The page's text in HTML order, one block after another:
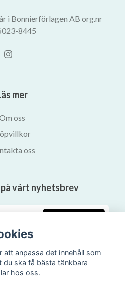
i Bonnierförlagen AB org.nr
8445
mer
oss
oss
vårt nyhetsbrev
att anpassa det innehåll som
ska få bästa tänkbara
hos oss.